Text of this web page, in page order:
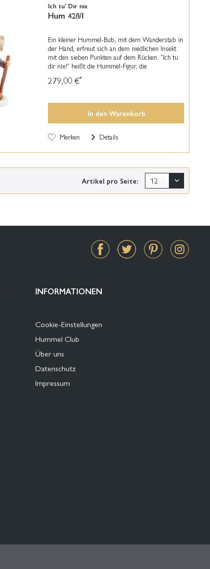
Ich tu' Dir nix
Hum 428/I
Ein kleiner Hummel-Bub, mit dem Wanderstab in
der Hand, erfreut sich an dem niedlichen Insekt
mit den sieben Punkten auf dem Rücken. "Ich tu
dir nix!" heißt die Hummel-Figur, die
erstmalig...
279,00 €*
In den Warenkorb
Merken Details
Artikel pro Seite:
INFORMATIONEN
Cookie-Einstellungen
Hummel Club
Über uns
Datenschutz
Impressum